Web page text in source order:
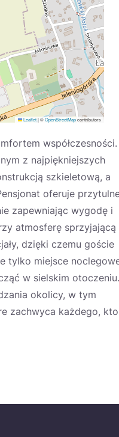
Leaflet|©OpenStreetMapcontributors
współczesności.
z najpiękniejszych
szkieletową, a
oferuje
zapewniając wygodę i
atmosferę sprzyjającą
dzięki czemu goście
tylko miejsce
w sielskim otoczeniu.
okolicy, w tym
zachwyca każdego, kto